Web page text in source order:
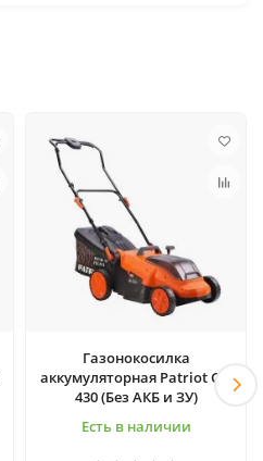
Газонокосилка
аккумуляторная Patriot CM
430 (Без АКБ и ЗУ)
Есть в наличии